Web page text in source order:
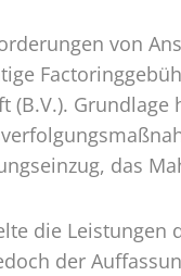
von
(B.V.).
das
die
der